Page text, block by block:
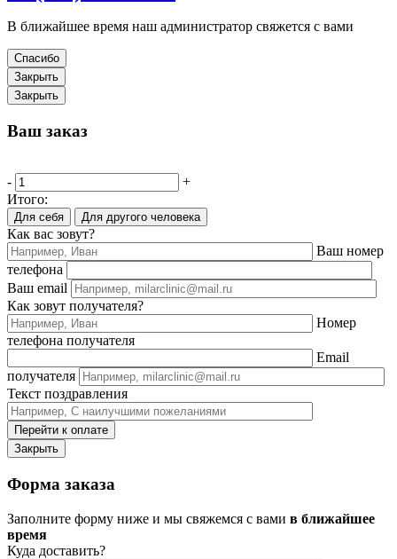
В ближайшее время наш администратор свяжется с вами
Спасибо
Закрыть
Закрыть
Ваш заказ
-
+
Итого:
Для себя Для другого человека
Как вас зовут?
Ваш номер
телефона
Ваш email
Как зовут получателя?
Номер
телефона получателя
Email
получателя
Текст поздравления
Перейти к оплате
Закрыть
Форма заказа
Заполните форму ниже и мы свяжемся с вами в ближайшее
время
Куда доставить?